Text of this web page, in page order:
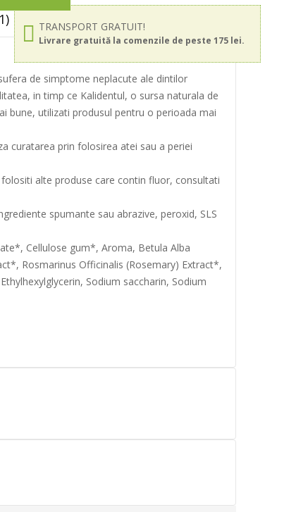
TRANSPORT GRATUIT!
Livrare gratuită la comenzile de peste 175 lei.
de simptome neplacute ale dintilor
in timp ce Kalidentul, o sursa naturala de
bune, utilizati produsul pentru o perioada mai
curatarea prin folosirea atei sau a periei
alte produse care contin fluor, consultati
spumante sau abrazive, peroxid, SLS
Cellulose gum*, Aroma, Betula Alba
Rosmarinus Officinalis (Rosemary) Extract*,
Sodium saccharin, Sodium